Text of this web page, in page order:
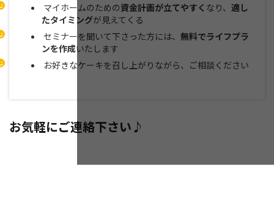
マイホームのための資金計画が立てやすく なり、適し
たタイミングが見えてくる
セミナーを聞いて下さった方には、無料でライフプラ
ンを作成いたします
お好きなケーキを召し上がりながら、ご相談ください
お気軽にご連絡下さい♪